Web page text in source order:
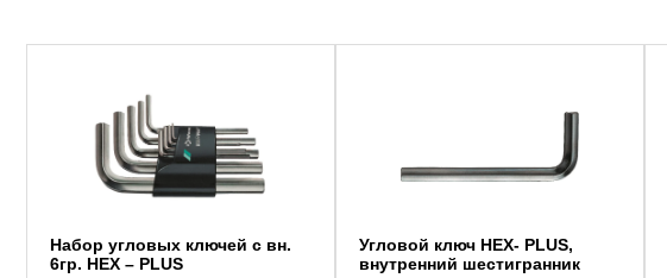
Набор угловых ключей с вн.
6гр. HEX – PLUS
Угловой ключ HEX- PLUS,
внутренний шестигранник
можно
выбрать